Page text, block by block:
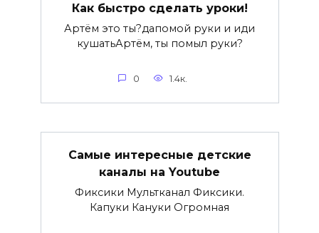
Как быстро сделать уроки!
Артём это ты?дапомой руки и иди
кушатьАртём, ты помыл руки?
0 1.4к.
Самые интересные детские
каналы на Youtube
Фиксики Мультканал Фиксики.
Капуки Кануки Огромная